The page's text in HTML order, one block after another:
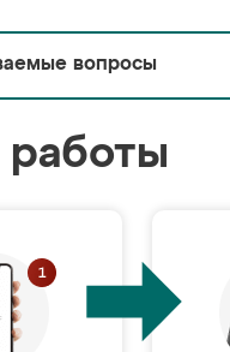
вопросы